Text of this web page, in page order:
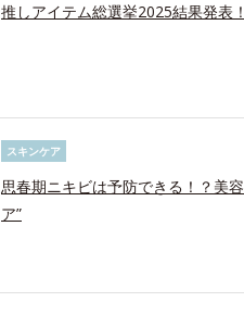
推しアイテム総選挙2025結果発表
スキンケア
思春期ニキビは予防できる！？美
ア”